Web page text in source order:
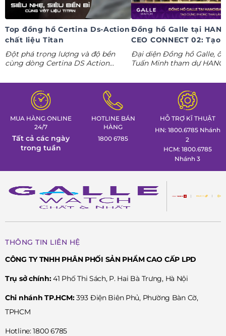
Top đồng hồ Certina Ds-Action
chất liệu Titan
Đột phá trọng lượng và độ bền
cùng dòng Certina DS Action
tác thể thao cá tính nhất trong
Tuần lễ đồng hồ Thụy Sỹ cùng
Đồng hồ Galle!
Đồng hồ Galle tại
CEO CONNECT 02: Tạo
phong thái lãnh đạo kỷ
nguyên AI
Đại diện Đồng hồ Galle,
Tuấn Minh tham dự
gian trưng bày đồng hồ
định hình phong thái lãnh
MUA HÀNG ONLINE
24/7
Tất cả các ngày
trong tuần
HOTLINE BÁN
HÀNG
1800 6785
HỖ TRỢ KĨ THUẬT
HN: 1800.6785 Nhánh
2
HCM: 1800.6785
Nhánh 3
THÔNG TIN LIÊN HỆ
CÔNG TY TNHH PHÂN PHỐI SẢN PHẨM CAO CẤP LPD
Trụ sở chính:41 Phố Thi Sách, P. Hai Bà Trưng, Hà Nội
Chi nhánh TP.HCM:393 Điện Biên Phủ, Phường Bàn Cờ,
TPHCM
Hotline: 1800 6785